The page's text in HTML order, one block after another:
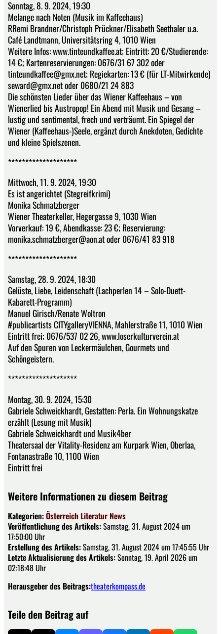
Sonntag, 8. 9. 2024, 19:30
Melange nach Noten (Musik im Kaffeehaus)
RRemi Brandner/Christoph Prückner/Elisabeth Seethaler u.a.
Café Landtmann, Universitätsring 4, 1010 Wien
Weitere Infos: www.tinteundkaffee.at; Eintritt: 20 €/Studierende:
14 €; Kartenreservierungen: 0676/31 67 302 oder
tinteundkaffee@gmx.net; Regiekarten: 13 € (für LT-Mitwirkende)
seward@gmx.net oder 0680/21 24 883
Die schönsten Lieder über das Wiener Kaffeehaus – von
Wienerlied bis Austropop! Ein Abend mit Musik und Gesang –
lustig und sentimental, frech und verträumt. Ein Spiegel der
Wiener (Kaffeehaus-)Seele, ergänzt durch Anekdoten, Gedichte
und kleine Spielszenen.
********************
Mittwoch, 11. 9. 2024, 19:30
Es ist angerichtet (Stegreifkrimi)
Monika Schmatzberger
Wiener Theaterkeller, Hegergasse 9, 1030 Wien
Vorverkauf: 19 €, Abendkasse: 23 €; Reservierung:
monika.schmatzberger@aon.at oder 0676/41 83 918
********************
Samstag, 28. 9. 2024, 18:30
Gelüste, Liebe, Leidenschaft (Lachperlen 14 – Solo-Duett-
Kabarett-Programm)
Manuel Girisch/Renate Woltron
#publicartists CITYgalleryVIENNA, Mahlerstraße 11, 1010 Wien
Eintritt frei; 0676/537 02 26, www.loserkulturverein.at
Auf den Spuren von Leckermäulchen, Gourmets und
Schöngeistern.
********************
Montag, 30. 9. 2024, 15:30
Gabriele Schweickhardt, Gestatten: Perla. Ein Wohnungskatze
erzählt (Lesung mit Musik)
Gabriele Schweickhardt und Musik4ber
Theatersaal der Vitality-Residenz am Kurpark Wien, Oberlaa,
Fontanastraße 10, 1100 Wien
Eintritt frei
Weitere Informationen zu diesem Beitrag
Kategorien:Österreich Literatur News
Veröffentlichung des Artikels:Samstag, 31. August 2024 um
17:50:00 Uhr
Erstellung des Artikels:Samstag, 31. August 2024 um 17:45:55 Uhr
Letzte Aktualisierung des Artikels:Sonntag, 19. April 2026 um
02:18:48 Uhr
Herausgeber des Beitrags:theaterkompass.de
Teile den Beitrag auf